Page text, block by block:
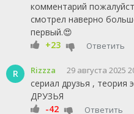
комментарий
смотрел наверно
первый.😍
+23
Ответить
R Rizzza 29 августа 2025
сериал друзья , теория
ДРУЗЬЯ
-42
Ответить